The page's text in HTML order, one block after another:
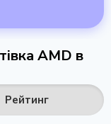
AMD в
Рейтинг